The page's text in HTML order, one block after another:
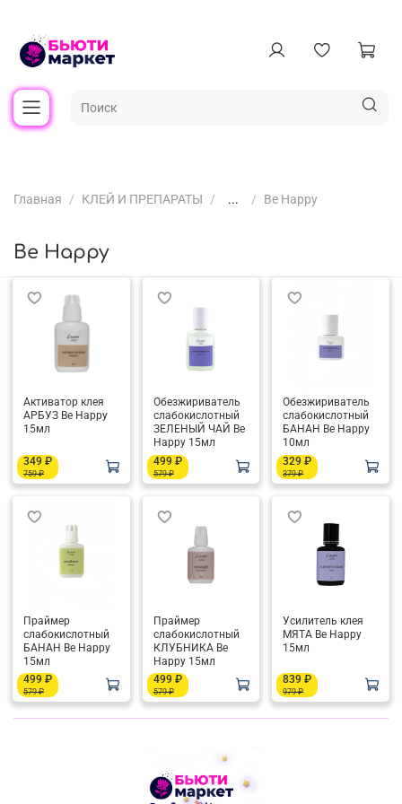
Главная КЛЕЙ И ПРЕПАРАТЫ ... Be Happy
Be Happy
Активатор клея
АРБУЗ Be Happy
15мл
349 ₽
759 ₽
Обезжириватель
слабокислотный
ЗЕЛЕНЫЙ ЧАЙ Be
Happy 15мл
499 ₽
579 ₽
Обезжириватель
слабокислотный
БАНАН Be Happy
10мл
329 ₽
379 ₽
Праймер
слабокислотный
БАНАН Be Happy
15мл
499 ₽
579 ₽
Праймер
слабокислотный
КЛУБНИКА Be
Happy 15мл
499 ₽
579 ₽
Усилитель клея
МЯТА Be Happy
15мл
839 ₽
979 ₽